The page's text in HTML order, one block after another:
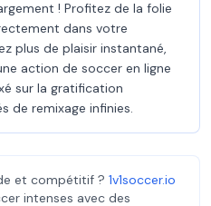
! Profitez de la folie
dans votre
plus de plaisir instantané,
action de soccer en ligne
sur la gratification
de remixage infinies.
et compétitif ? 1v1soccer.io
intenses avec des